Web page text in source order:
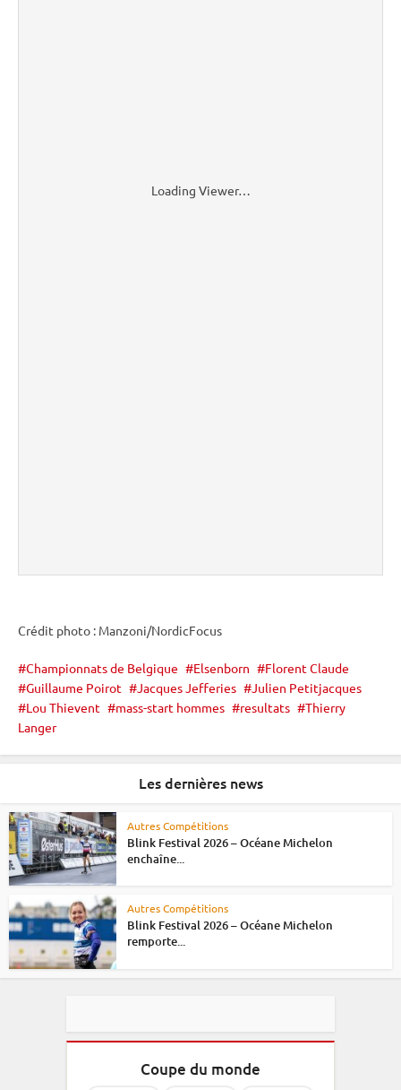
Loading Viewer…
Crédit photo : Manzoni/NordicFocus
Championnats de Belgique Elsenborn
Florent Claude
Guillaume Poirot
Jacques Jefferies
Julien Petitjacques
Lou Thievent
mass-start hommes resultats
Thierry
Langer
Les dernières news
Autres Compétitions
Blink Festival 2026 – Océane Michelon
enchaîne...
Autres Compétitions
Blink Festival 2026 – Océane Michelon
remporte...
Coupe du monde